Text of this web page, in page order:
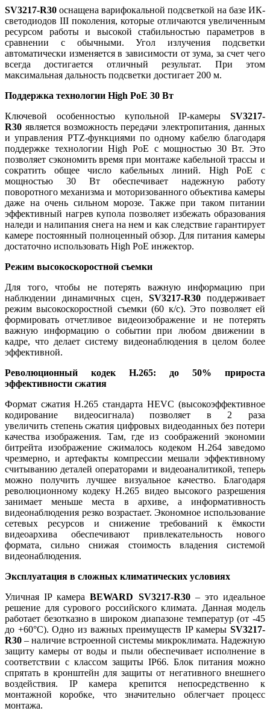
SV3217-R30 оснащена варифокальной подсветкой на базе ИК-
светодиодов III поколения, которые отличаются увеличенным
ресурсом работы и высокой стабильностью параметров в
сравнении с обычными. Угол излучения подсветки
автоматически изменяется в зависимости от зума, за счет чего
всегда достигается отличный результат. При этом
максимальная дальность подсветки достигает 200 м.
Поддержка технологии High PoE 30 Вт
Ключевой особенностью купольной IP-камеры SV3217-
R30 является возможность передачи электропитания, данных
и управления PTZ-функциями по одному кабелю благодаря
поддержке технологии High PoE c мощностью 30 Вт. Это
позволяет сэкономить время при монтаже кабельной трассы и
сократить общее число кабельных линий. High PoE с
мощностью 30 Вт обеспечивает надежную работу
поворотного механизма и моторизованного объектива камеры
даже на очень сильном морозе. Также при таком питании
эффективный нагрев купола позволяет избежать образования
наледи и налипания снега на нем и как следствие гарантирует
камере постоянный полноценный обзор. Для питания камеры
достаточно использовать High PoE инжектор.
Режим высокоскоростной съемки
Для того, чтобы не потерять важную информацию при
наблюдении динамичных сцен, SV3217-R30 поддерживает
режим высокоскоростной съемки (60 к/с). Это позволяет ей
формировать отчетливое видеоизображение и не потерять
важную информацию о событии при любом движении в
кадре, что делает систему видеонаблюдения в целом более
эффективной.
Революционный кодек H.265: до 50% прироста
эффективности сжатия
Формат сжатия H.265 стандарта HEVC (высокоэффективное
кодирование видеосигнала) позволяет в 2 раза
увеличить степень сжатия цифровых видеоданных без потери
качества изображения. Там, где из соображений экономии
битрейта изображение сжималось кодеком Н.264 заведомо
чрезмерно, и артефакты компрессии мешали эффективному
считыванию деталей операторами и видеоаналитикой, теперь
можно получить лучшее визуальное качество. Благодаря
революционному кодеку H.265 видео высокого разрешения
занимает меньше места в архиве, а информативность
видеонаблюдения резко возрастает. Экономное использование
сетевых ресурсов и снижение требований к ёмкости
видеоархива обеспечивают привлекательность нового
формата, сильно снижая стоимость владения системой
видеонаблюдения.
Эксплуатация в сложных климатических условиях
Уличная IP камераBEWARD SV3217-R30– это идеальное
решение для сурового российского климата. Данная модель
работает безотказно в широком диапазоне температур (от -45
до +60°C). Одно из важных преимуществ IP камеры SV3217-
R30 – наличие встроенной системы микроклимата. Надежную
защиту камеры от воды и пыли обеспечивает исполнение в
соответствии с классом защиты IP66. Блок питания можно
спрятать в кронштейн для защиты от негативного внешнего
воздействия. IP камера крепится непосредственно к
монтажной коробке, что значительно облегчает процесс
монтажа.